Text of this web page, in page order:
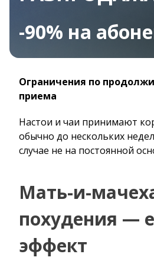
-90% на
Ограничения по
приема
Настои и чаи принимают
обычно до нескольких
случае не на постоянной
Мать-и-
похудения —
эффект